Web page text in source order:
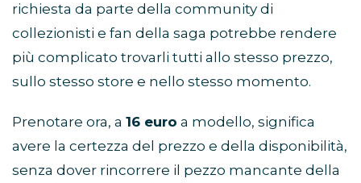
richiesta da parte della community di
collezionisti e fan della saga potrebbe rendere
più complicato trovarli tutti allo stesso prezzo,
sullo stesso store e nello stesso momento.
Prenotare ora, a 16 euro a modello, significa
avere la certezza del prezzo e della disponibilità,
senza dover rincorrere il pezzo mancante della